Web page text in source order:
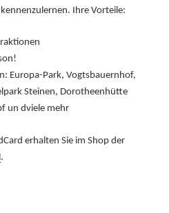
Ihre Vorteile:
Europa-Park, Vogtsbauernhof,
Steinen, Dorotheenhütte
un dviele mehr
erhalten Sie im Shop der
.